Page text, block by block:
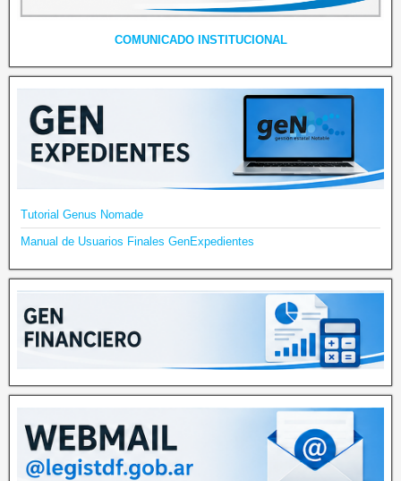
COMUNICADO INSTITUCIONAL
Tutorial Genus Nomade
Manual de Usuarios Finales GenExpedientes